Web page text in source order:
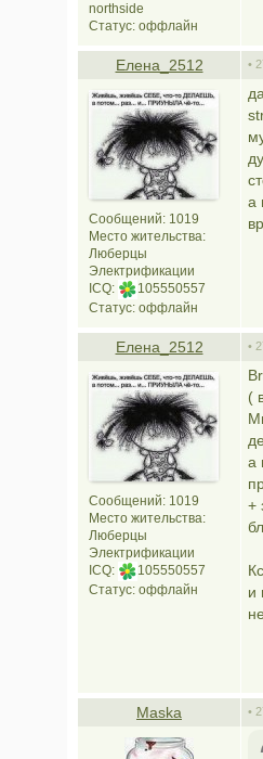
northside
Статус: оффлайн
Елена_2512 •
Сообщений: 1019
Место жительства:
Люберцы
Электрификации
ICQ:
105550557
Статус: оффлайн
а
Елена_2512 •
Сообщений: 1019
Место жительства:
Люберцы
Электрификации
ICQ:
105550557
Статус: оффлайн
(
а
+
и
Maska •